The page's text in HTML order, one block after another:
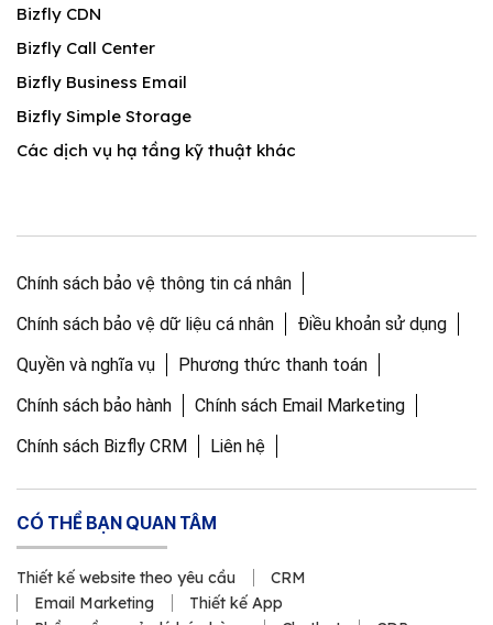
Bizfly CDN
Bizfly Call Center
Bizfly Business Email
Bizfly Simple Storage
Các dịch vụ hạ tầng kỹ thuật khác
Chính sách bảo vệ thông tin cá nhân
Chính sách bảo vệ dữ liệu cá nhân
Điều khoản sử dụng
Quyền và nghĩa vụ
Phương thức thanh toán
Chính sách bảo hành
Chính sách Email Marketing
Chính sách Bizfly CRM
Liên hệ
CÓ THỂ BẠN QUAN TÂM
Thiết kế website theo yêu cầu
CRM
Email Marketing
Thiết kế App